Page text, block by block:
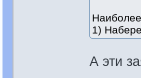
1)
А эти